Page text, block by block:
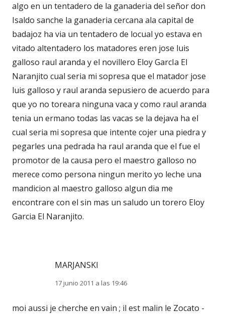
algo en un tentadero de la ganaderia del señor don
Isaldo sanche la ganaderia cercana ala capital de
badajoz ha via un tentadero de locual yo estava en
vitado altentadero los matadores eren jose luis
galloso raul aranda y el novillero Eloy GarcIa El
Naranjito cual seria mi sopresa que el matador jose
luis galloso y raul aranda sepusiero de acuerdo para
que yo no toreara ninguna vaca y como raul aranda
tenia un ermano todas las vacas se la dejava ha el
cual seria mi sopresa que intente cojer una piedra y
pegarles una pedrada ha raul aranda que el fue el
promotor de la causa pero el maestro galloso no
merece como persona ningun merito yo leche una
mandicion al maestro galloso algun dia me
encontrare con el sin mas un saludo un torero Eloy
Garcia El Naranjito.
MARJANSKI
17 junio 2011 a las 19:46
moi aussi je cherche en vain ; il est malin le Zocato -